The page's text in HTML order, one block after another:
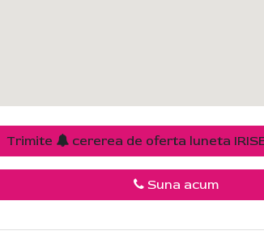
Trimite cererea de oferta luneta
Suna acum